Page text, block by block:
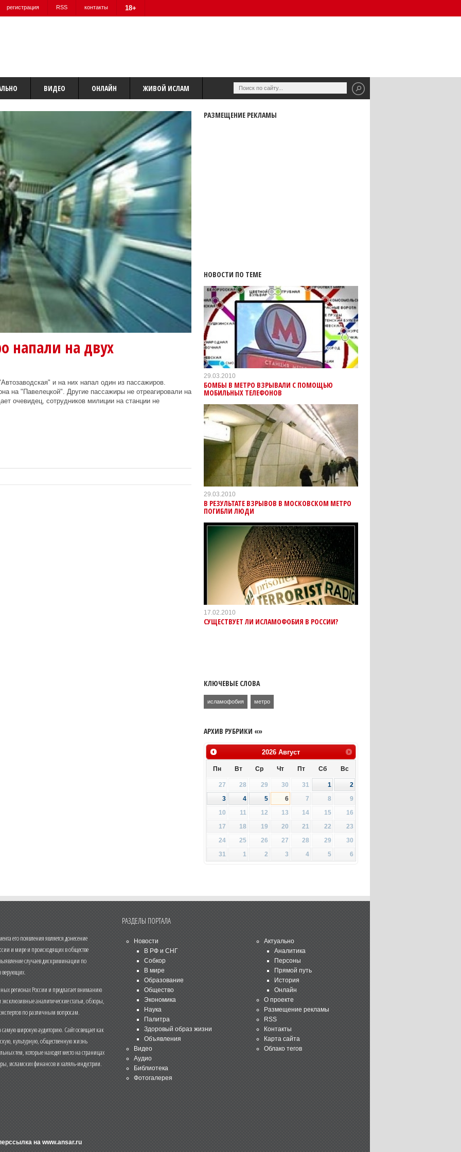
регистрация RSS контакты 18+
ВИДЕО ОНЛАЙН ЖИВОЙ ИСЛАМ
напали на двух
и на них напал один из пассажиров.
на "Павелецкой". Другие пассажиры не отреагировали на
очевидец, сотрудников милиции на станции не
РАЗМЕЩЕНИЕ РЕКЛАМЫ
НОВОСТИ ПО ТЕМЕ
29.03.2010
БОМБЫ В МЕТРО ВЗРЫВАЛИ С ПОМОЩЬЮ
МОБИЛЬНЫХ ТЕЛЕФОНОВ
29.03.2010
В РЕЗУЛЬТАТЕ ВЗРЫВОВ В МОСКОВСКОМ МЕТРО
ПОГИБЛИ ЛЮДИ
17.02.2010
СУЩЕСТВУЕТ ЛИ ИСЛАМОФОБИЯ В РОССИИ?
КЛЮЧЕВЫЕ СЛОВА
исламофобия метро
АРХИВ РУБРИКИ «»
2026 Август
Пн Вт Ср Чт Пт Сб Вс
27 28 29 30 31 1
2
3
4 5 6 7 8
9
10
11 12 13 14 15
16
17
18 19 20 21 22
23
24
25 26 27 28 29
30
31
1 2 3 4 5 6
его появления является донесение
и мире и происходящих в обществе
случаев дискриминации по
регионах России и предлагает вниманию
аналитические статьи, обзоры,
по различным вопросам.
широкую аудиторию. Сайт освещает как
культурную, общественную жизнь
тем, которые находят место на страницах
исламских финансов и халяль-индустрии.
на www.ansar.ru
РАЗДЕЛЫ ПОРТАЛА
Новости
В РФ и СНГ
Собкор
В мире
Образование
Общество
Экономика
Наука
Палитра
Здоровый образ жизни
Объявления
Видео
Аудио
Библиотека
Фотогалерея
Актуально
Аналитика
Персоны
Прямой путь
История
Онлайн
О проекте
Размещение рекламы
RSS
Контакты
Карта сайта
Облако тегов